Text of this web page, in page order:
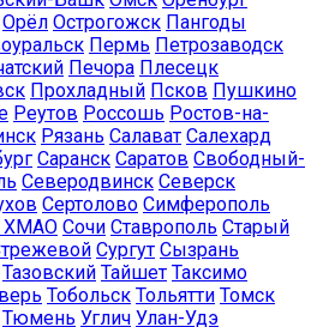
Орёл Острогожск Пангоды
Пермь Петрозаводск
Печора Плесецк
Прохладный Псков Пушкино
Реутов Россошь Ростов-на-
Рязань Салават Салехард
Саранск Саратов Свободный-
Северодвинск Северск
Сертолово Симферополь
ХМАО Сочи Ставрополь Старый
Сургут Сызрань
Тазовский Тайшет Таксимо
Тобольск Тольятти Томск
Тюмень Углич Улан-Удэ